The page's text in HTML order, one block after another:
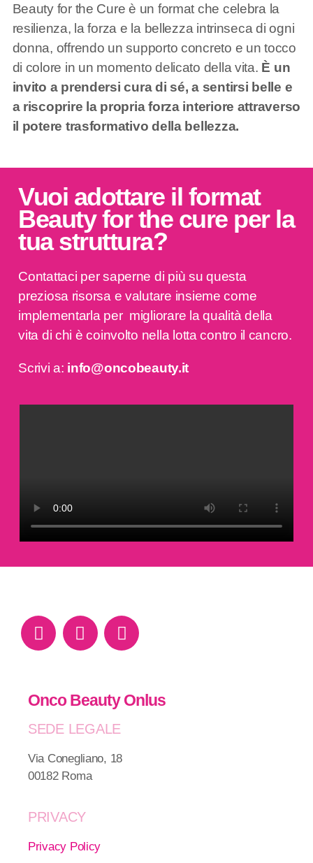
Beauty for the Cure è un format che celebra la
resilienza, la forza e la bellezza intrinseca di ogni
donna, offrendo un supporto concreto e un tocco
di colore in un momento delicato della vita. È un
invito a prendersi cura di sé, a sentirsi belle e
a riscoprire la propria forza interiore attraverso
il potere trasformativo della bellezza.
Vuoi adottare il format
Beauty for the cure per la
tua struttura?
Contattaci per saperne di più su questa
preziosa risorsa e valutare insieme come
implementarla per migliorare la qualità della
vita di chi è coinvolto nella lotta contro il cancro.
Scrivi a: info@oncobeauty.it
Onco Beauty Onlus
SEDE LEGALE
Via Conegliano, 18
00182 Roma
PRIVACY
Privacy Policy